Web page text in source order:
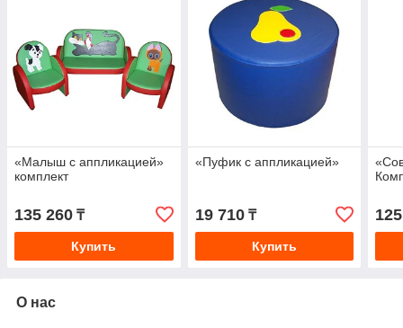
«Малыш с аппликацией»
комплект
135 260 ₸
Купить
«Пуфик с аппликацией»
19 710₸
Купить
О нас